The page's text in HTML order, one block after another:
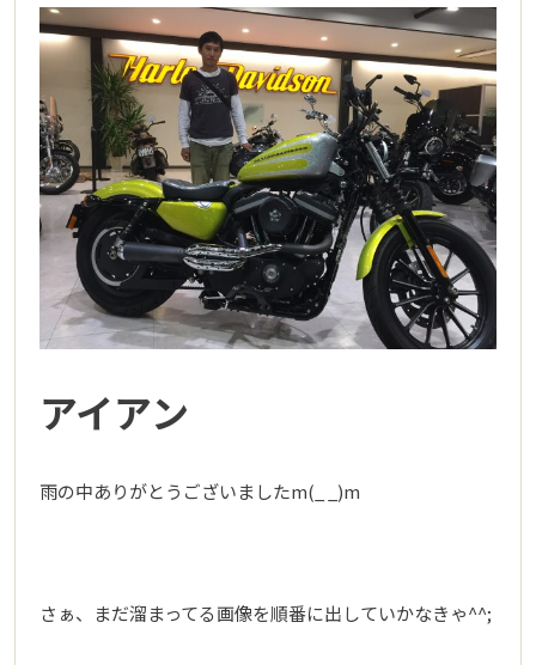
アイアン
雨の中ありがとうございましたm(_ _)m
さぁ、まだ溜まってる画像を順番に出していかなきゃ^^;